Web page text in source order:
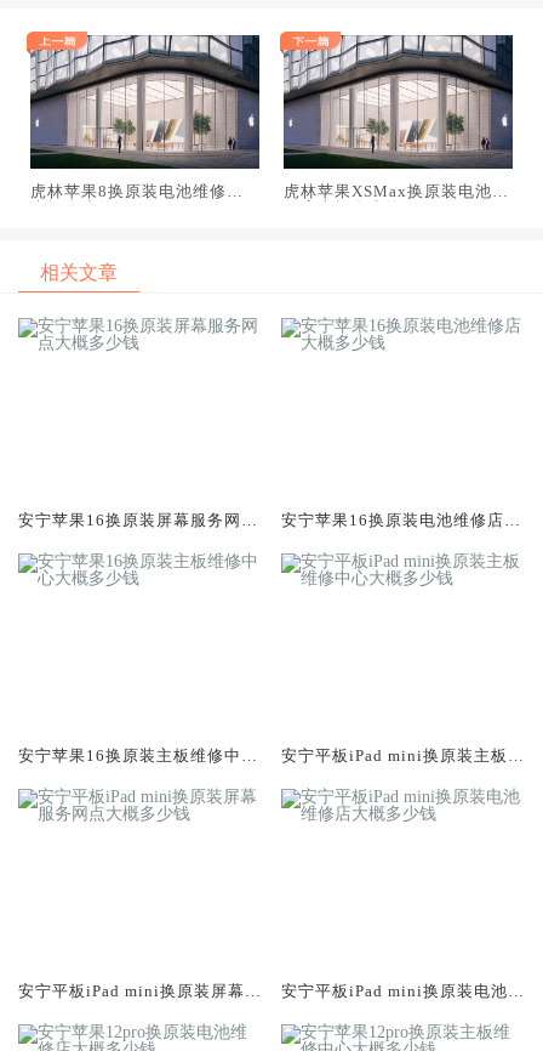
虎林苹果8换原装电池维修店
虎林苹果XSMax换原装电池维
相关文章
安宁苹果16换原装屏幕服务网点
安宁苹果16换原装电池维修店大
安宁苹果16换原装主板维修中心
安宁平板iPad mini换原装主板维
安宁平板iPad mini换原装屏幕服
安宁平板iPad mini换原装电池维